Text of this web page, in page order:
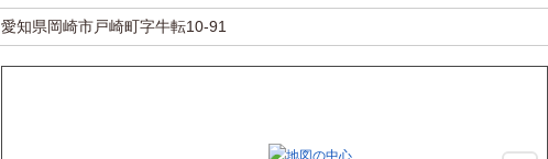
愛知県岡崎市戸崎町字牛転10-91